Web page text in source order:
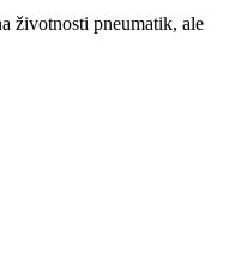
životnosti pneumatik, ale